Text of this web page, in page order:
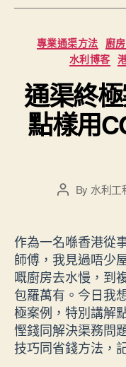
專業通渠方法 廚
水利博客
通渠終
點樣用
PostBy 水利工
作為一名喺香港從
師傅，我見過唔少
嘅廚房去水慢，到
包羅萬有。今日我
極案例，特別講解
慳錢同解決渠務問
技巧同省錢方法，